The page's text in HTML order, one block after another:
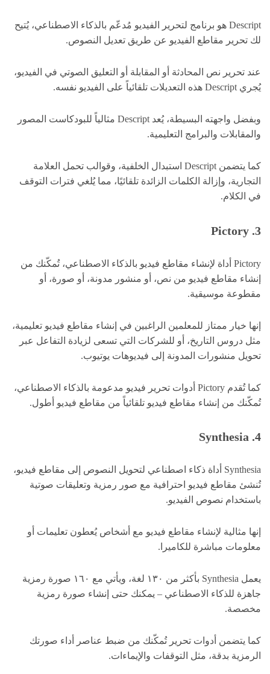
Descript هو برنامج لتحرير الفيديو مُدعّم بالذكاء الاصطناعي، يُتيح
لك تحرير مقاطع الفيديو عن طريق تعديل النصوص.
عند تحرير نص المحادثة أو المقابلة أو التعليق الصوتي في الفيديو،
يُجري Descript هذه التعديلات تلقائياً على الفيديو نفسه.
وبفضل واجهته البسيطة، يُعد Descript مثالياً للبودكاست المصور
والمقابلات والبرامج التعليمية.
كما يتضمن Descript استبدال الخلفية، وقوالب تحمل العلامة
التجارية، وإزالة الكلمات الزائدة تلقائيًا، مما يُلغي فترات التوقف
في الكلام.
3. Pictory
Pictory أداة لإنشاء مقاطع فيديو بالذكاء الاصطناعي، تُمكّنك من
إنشاء مقاطع فيديو من نص، أو منشور مدونة، أو صورة، أو
مقطوعة موسيقية.
إنها خيار ممتاز للمعلمين الراغبين في إنشاء مقاطع فيديو تعليمية،
مثل دروس التاريخ، أو للشركات التي تسعى لزيادة التفاعل عبر
تحويل منشورات المدونة إلى فيديوهات يوتيوب.
كما تُقدم Pictory أدوات تحرير فيديو مدعومة بالذكاء الاصطناعي،
تُمكّنك من إنشاء مقاطع فيديو تلقائياً من مقاطع فيديو أطول.
4. Synthesia
Synthesia أداة ذكاء اصطناعي لتحويل النصوص إلى مقاطع فيديو،
تُنشئ مقاطع فيديو احترافية مع صور رمزية وتعليقات صوتية
باستخدام نصوص الفيديو.
إنها مثالية لإنشاء مقاطع فيديو مع أشخاص يُعطون تعليمات أو
معلومات مباشرة للكاميرا.
يعمل Synthesia بأكثر من ١٣٠ لغة، ويأتي مع ١٦٠ صورة رمزية
جاهزة للذكاء الاصطناعي – يمكنك حتى إنشاء صورة رمزية
مخصصة.
كما يتضمن أدوات تحرير تُمكّنك من ضبط عناصر أداء صورتك
الرمزية بدقة، مثل التوقفات والإيماءات.